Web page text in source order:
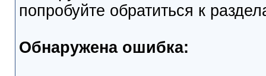
попробуйте обратиться к
Обнаружена ошибка: